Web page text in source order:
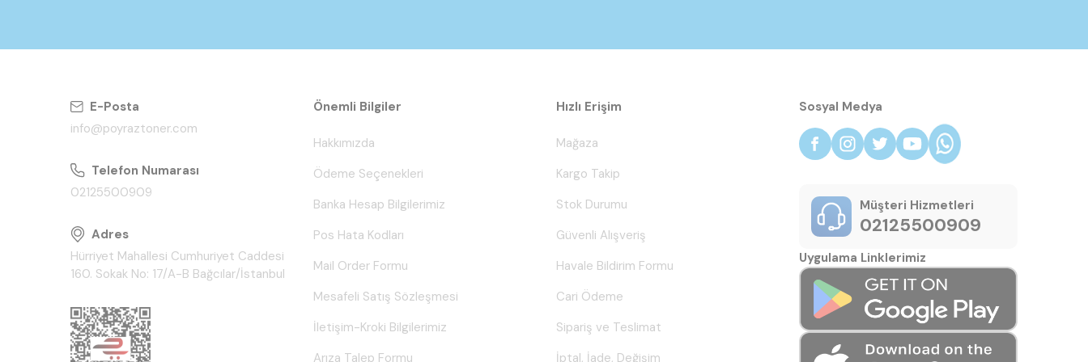
E-Posta
info@poyraztoner.com
Telefon Numarası
02125500909
Adres
Hürriyet Mahallesi Cumhuriyet Caddesi
160. Sokak No: 17/A-B Bağcılar/İstanbul
Önemli Bilgiler
Hakkımızda
Ödeme Seçenekleri
Banka Hesap Bilgilerimiz
Pos Hata Kodları
Mail Order Formu
Mesafeli Satış Sözleşmesi
İletişim-Kroki Bilgilerimiz
Arıza Talep Formu
Hızlı Erişim
Mağaza
Kargo Takip
Stok Durumu
Güvenli Alışveriş
Havale Bildirim Formu
Cari Ödeme
Sipariş ve Teslimat
İptal, İade, Değişim
Sosyal Medya
Müşteri Hizmetleri
02125500909
Uygulama Linklerimiz